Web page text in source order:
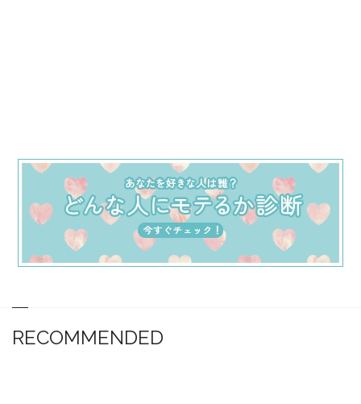
RECOMMENDED